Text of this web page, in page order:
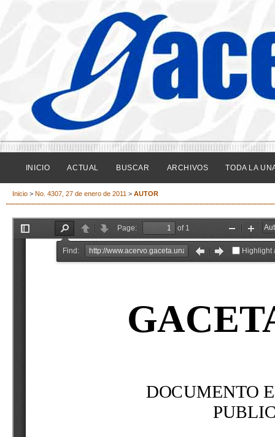
INICIO ACTUAL BUSCAR ARCHIVOS TODA LA
Inicio > No. 4307, 27 de enero de 2011 > AUTOR